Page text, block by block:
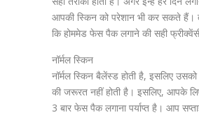
आपकी स्किन को परेशान भी कर सकते हैं।
कि होममेड फेस पैक लगाने की सही फ्रीक्वेंसी
नॉर्मल स्किन
नॉर्मल स्किन बैलेंस्ड होती है, इसलिए
की जरूरत नहीं होती है। इसलिए, आपके
3 बार फेस पैक लगाना पर्याप्त है। आप